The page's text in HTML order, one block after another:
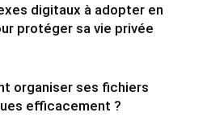
digitaux à adopter en
protéger sa vie privée
organiser ses fichiers
efficacement ?